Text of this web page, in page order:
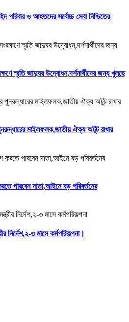
পরিবার ও আহতদের সর্বোচ্চ সেবা নিশ্চিতের
স্মৃতি জাদুঘর উদ্বোধন,দর্শনার্থীদের জন্য খুলছে
মাইলফলক,জাতীয় ঐক্য অটুট রাখার
পারবেন দাতা,আইনে বড় পরিবর্তনের
নির্দেশ,২-৩ মাসে কর্মপরিকল্পনা।